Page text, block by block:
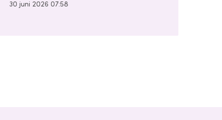
användningen av kemikalier, vatten och energi
30 juni 2026 07:58